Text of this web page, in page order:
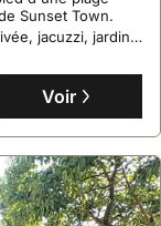
Sunset Town.
jacuzzi, jardin,
idéale
Voir